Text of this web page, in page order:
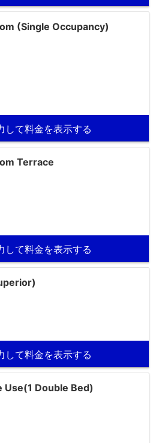
(Single Occupancy)
して料金を表示する
Terrace
して料金を表示する
して料金を表示する
Use(1 Double Bed)